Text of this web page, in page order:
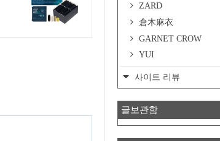
ZARD
倉木麻衣
GARNET CROW
YUI
사이트 리뷰
글보관함